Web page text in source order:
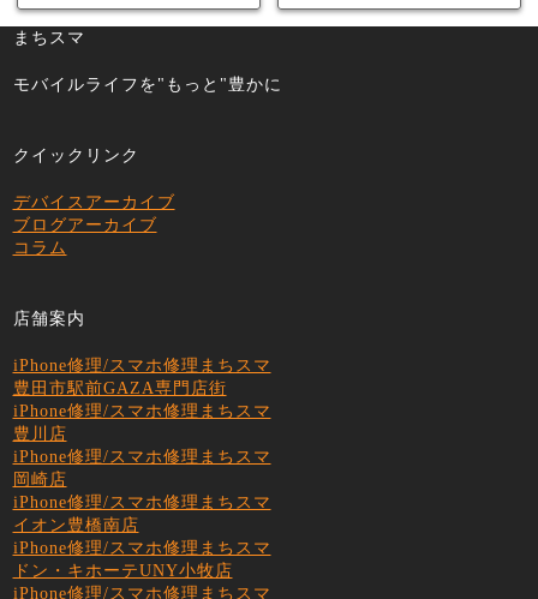
まちスマ
モバイルライフを"もっと"豊かに
クイックリンク
デバイスアーカイブ
ブログアーカイブ
コラム
店舗案内
iPhone修理/スマホ修理まちスマ
豊田市駅前GAZA専門店街
iPhone修理/スマホ修理まちスマ
豊川店
iPhone修理/スマホ修理まちスマ
岡崎店
iPhone修理/スマホ修理まちスマ
イオン豊橋南店
iPhone修理/スマホ修理まちスマ
ドン・キホーテUNY小牧店
iPhone修理/スマホ修理まちスマ